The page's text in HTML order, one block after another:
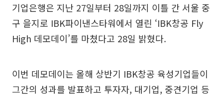
기업은행은 지난 27일부터 28일까지 이틀 간 서울 중
구 을지로 IBK파이낸스타워에서 열린 ‘IBK창공 Fly
High 데모데이’를 마쳤다고 28일 밝혔다.
이번 데모데이는 올해 상반기 IBK창공 육성기업들이
그간의 성과를 발표하고 투자자, 대기업, 중견기업 등